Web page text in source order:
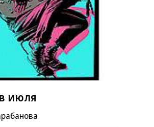
июля